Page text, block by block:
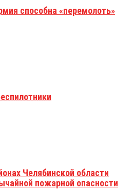
способна «перемолоть»
Челябинской области
пожарной опасности